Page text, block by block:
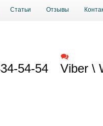
Статьи Отзывы
54-54 Viber \